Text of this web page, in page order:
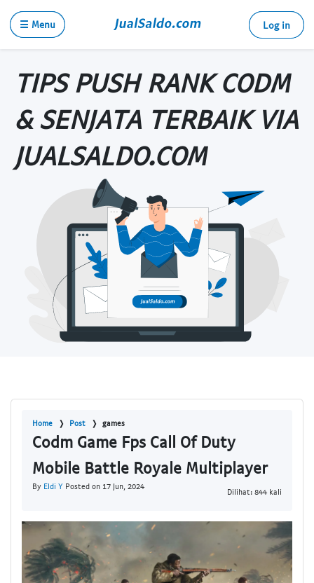
☰ Menu Log in
TIPS PUSH RANK CODM
& SENJATA TERBAIK VIA
JUALSALDO.COM
Home Post games
Codm Game Fps Call Of Duty
Mobile Battle Royale Multiplayer
By Eldi Y Posted on 17 Jun, 2024
Dilihat: 844 kali